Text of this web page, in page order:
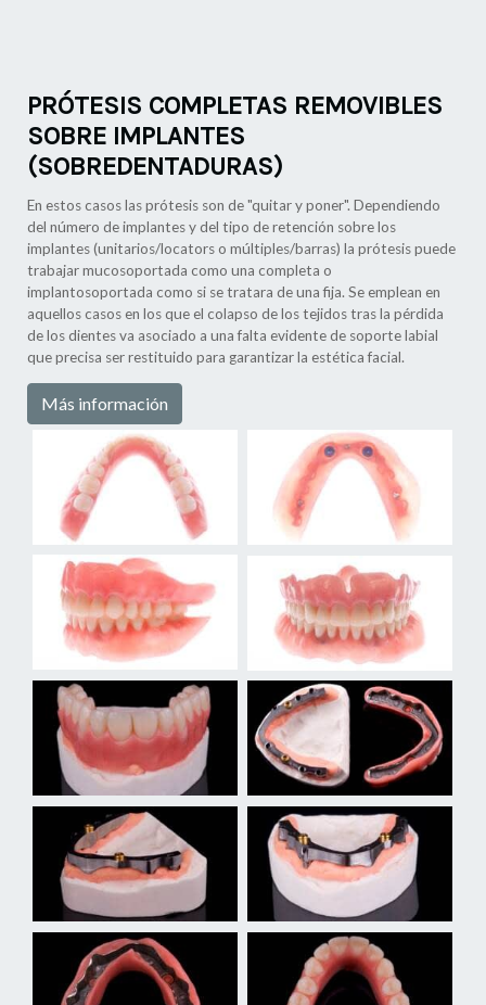
PRÓTESIS COMPLETAS REMOVIBLES
SOBRE IMPLANTES
(SOBREDENTADURAS)
En estos casos las prótesis son de "quitar y poner". Dependiendo
del número de implantes y del tipo de retención sobre los
implantes (unitarios/locators o múltiples/barras) la prótesis puede
trabajar mucosoportada como una completa o
implantosoportada como si se tratara de una fija. Se emplean en
aquellos casos en los que el colapso de los tejidos tras la pérdida
de los dientes va asociado a una falta evidente de soporte labial
que precisa ser restituido para garantizar la estética facial.
Más información